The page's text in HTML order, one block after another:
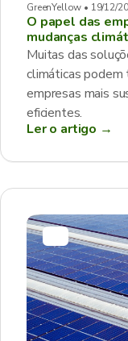
GreenYellow • 19/12/
O papel das
mudanças
Muitas das
climáticas podem
empresas mais
eficientes.
Ler o artigo →